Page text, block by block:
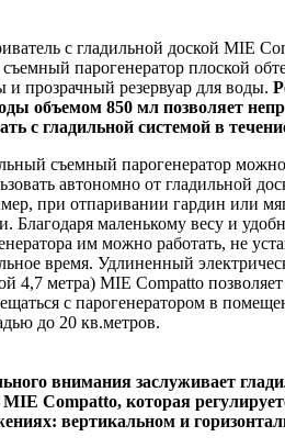
с гладильной доской MIE
парогенератор плоской
и прозрачный резервуар для воды.
объемом 850 мл позволяет
с гладильной системой в
съемный парогенератор можно
автономно от гладильной
при отпаривании гардин или
Благодаря маленькому весу и
им можно работать, не
время. Удлиненный
4,7 метра) MIE Compatto
с парогенератором в
до 20 кв.метров.
внимания заслуживает
MIE Compatto, которая
вертикальном и